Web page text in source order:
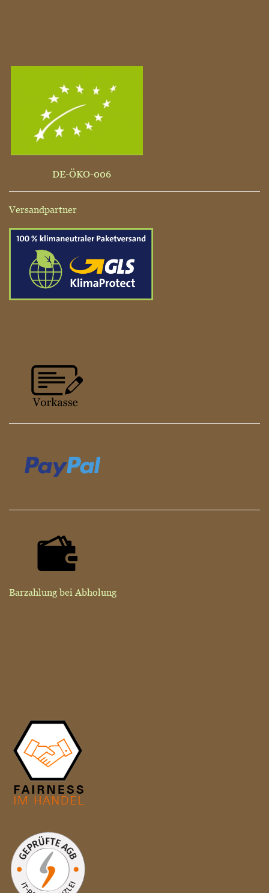
DE-ÖKO-006
Versandpartner
Barzahlung bei Abholung